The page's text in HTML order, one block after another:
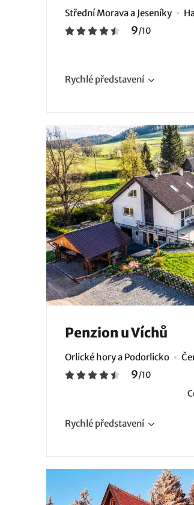
Střední Morava a Jeseníky
9/10
Rychlé představení
Penzion u Víchů
Orlické hory a Podorlicko
9/10
Rychlé představení